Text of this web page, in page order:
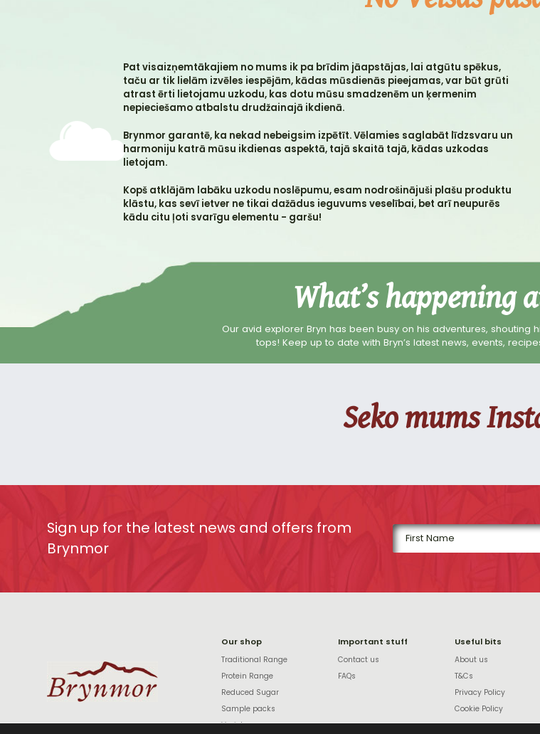
Pat visaizņemtākajiem no mums ik pa brīdim jāapstājas, lai atgūtu spēkus,
taču ar tik lielām izvēles iespējām, kādas mūsdienās pieejamas, var būt grūti
atrast ērti lietojamu uzkodu, kas dotu mūsu smadzenēm un ķermenim
nepieciešamo atbalstu drudžainajā ikdienā.
Brynmor garantē, ka nekad nebeigsim izpētīt. Vēlamies saglabāt līdzsvaru un
harmoniju katrā mūsu ikdienas aspektā, tajā skaitā tajā, kādas uzkodas
lietojam.
Kopš atklājām labāku uzkodu noslēpumu, esam nodrošinājuši plašu produktu
klāstu, kas sevī ietver ne tikai dažādus ieguvums veselībai, bet arī neupurēs
kādu citu ļoti svarīgu elementu - garšu!
What’s happening
Our avid explorer Bryn has been busy on his adventures, shouting
tops! Keep up to date with Bryn’s latest news, events,
Seko mums
Sign up for the latest news and offers from
Brynmor
Our shop
Traditional Range
Protein Range
Reduced Sugar
Sample packs
Variety cases
Important stuff
Contact us
FAQs
Useful bits
About us
T&Cs
Privacy Policy
Cookie Policy